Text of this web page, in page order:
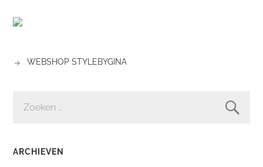
WEBSHOP STYLEBYGINA
NAAR:
ARCHIEVEN